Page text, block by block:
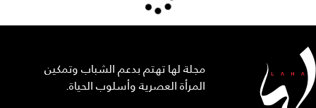
مجلة لها تهتم بدعم الشباب وتمكين
المرأة العصرية وأسلوب الحياة.